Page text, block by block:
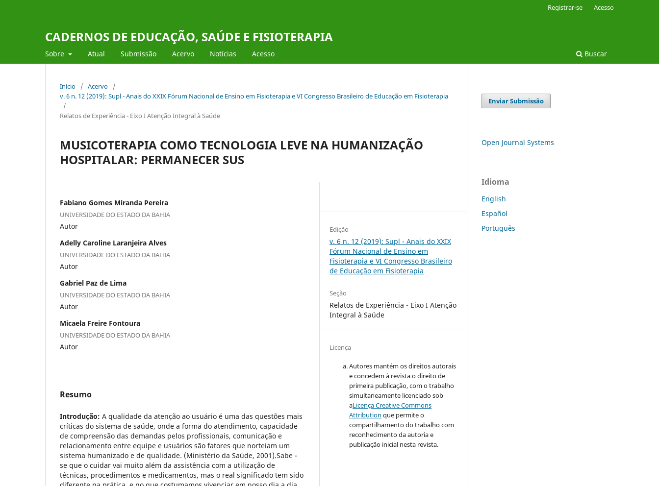
CADERNOS DE EDUCAÇÃO, SAÚDE E FISIOTERAPIA
Sobre Atual Submissão Acervo Notícias Acesso Buscar
Registrar-se Acesso
Início / Acervo
/
v. 6 n. 12 (2019): Supl - Anais do XXIX Fórum Nacional de Ensino em Fisioterapia e VI Congresso Brasileiro de Educação em Fisioterapia
/
Relatos de Experiência - Eixo I Atenção Integral à Saúde
MUSICOTERAPIA COMO TECNOLOGIA LEVE NA HUMANIZAÇÃO
HOSPITALAR: PERMANECER SUS
Fabiano Gomes Miranda Pereira
UNIVERSIDADE DO ESTADO DA BAHIA
Autor
Adelly Caroline Laranjeira Alves
UNIVERSIDADE DO ESTADO DA BAHIA
Autor
Gabriel Paz de Lima
UNIVERSIDADE DO ESTADO DA BAHIA
Autor
Micaela Freire Fontoura
UNIVERSIDADE DO ESTADO DA BAHIA
Autor
Resumo
Introdução: A qualidade da atenção ao usuário é uma das questões mais
críticas do sistema de saúde, onde a forma do atendimento, capacidade
de compreensão das demandas pelos profissionais, comunicação e
relacionamento entre equipe e usuários são fatores que norteiam um
sistema humanizado e de qualidade. (Ministério da Saúde, 2001).Sabe -
se que o cuidar vai muito além da assistência com a utilização de
técnicas, procedimentos e medicamentos, mas o real significado tem sido
Edição
v. 6 n. 12 (2019): Supl - Anais do XXIX
Fórum Nacional de Ensino em
Fisioterapia e VI Congresso Brasileiro
de Educação em Fisioterapia
Seção
Relatos de Experiência - Eixo I Atenção
Integral à Saúde
Licença
Autores mantém os direitos autorais
e concedem à revista o direito de
primeira publicação, com o trabalho
simultaneamente licenciado sob
aLicença Creative Commons
Attribution que permite o
compartilhamento do trabalho com
reconhecimento da autoria e
publicação inicial nesta revista.
Enviar Submissão
Open Journal Systems
Idioma
English
Español
Português